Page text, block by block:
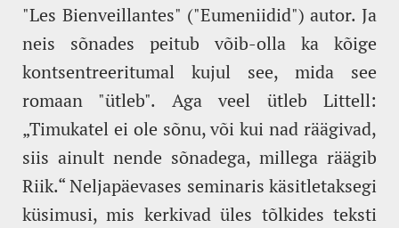
"Les Bienveillantes" ("Eumeniidid") autor. Ja
neis sõnades peitub võib-olla ka kõige
kontsentreeritumal kujul see, mida see
romaan "ütleb". Aga veel ütleb Littell:
„Timukatel ei ole sõnu, või kui nad räägivad,
siis ainult nende sõnadega, millega räägib
Riik.“ Neljapäevases seminaris käsitletaksegi
küsimusi, mis kerkivad üles tõlkides teksti